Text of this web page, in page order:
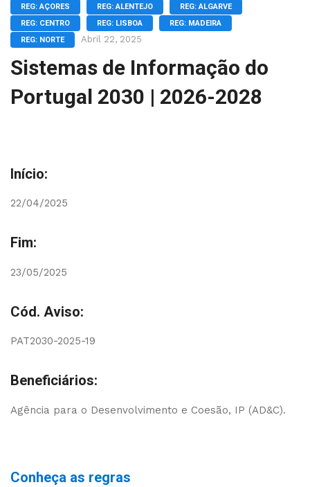
REG: AÇORES
REG: ALENTEJO
REG: ALGARVE
REG: CENTRO
REG: LISBOA
REG: MADEIRA
REG: NORTE
Abril 22, 2025
Sistemas de Informação do
Portugal 2030 | 2026-2028
Início:
22/04/2025
Fim:
23/05/2025
Cód. Aviso:
PAT2030-2025-19
Beneficiários:
Agência para o Desenvolvimento e Coesão, IP (AD&C).
Conheça as regras